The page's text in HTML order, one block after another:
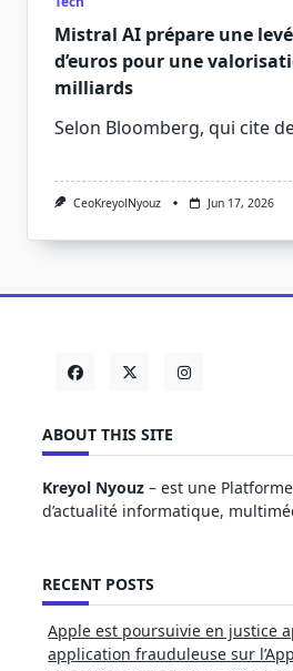
Mistral AI prépare une
d’euros pour une
milliards
Selon Bloomberg, qui cite
CeoKreyolNyouz Jun 17, 2026
ABOUT THIS SITE
Kreyol Nyouz – est une
d’actualité informatique,
RECENT POSTS
Apple est poursuivie en justice
application frauduleuse sur